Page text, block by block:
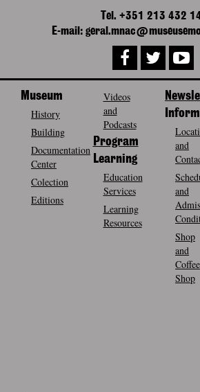
Tel. +351 213 432
E-mail:
Museum
History
Building
Documentation
Center
Colection
Editions
Videos
and
Podcasts
Program
Learning
Education
Services
Learning
Resources
and
and
Shop
and
Coffee
Shop